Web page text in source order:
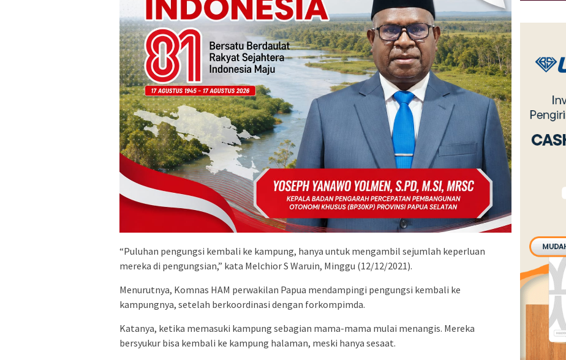
“Puluhan pengungsi kembali ke kampung, hanya untuk mengambil sejumlah keperluan
mereka di pengungsian,” kata Melchior S Waruin, Minggu (12/12/2021).
Menurutnya, Komnas HAM perwakilan Papua mendampingi pengungsi kembali ke
kampungnya, setelah berkoordinasi dengan forkompimda.
Katanya, ketika memasuki kampung sebagian mama-mama mulai menangis. Mereka
bersyukur bisa kembali ke kampung halaman, meski hanya sesaat.